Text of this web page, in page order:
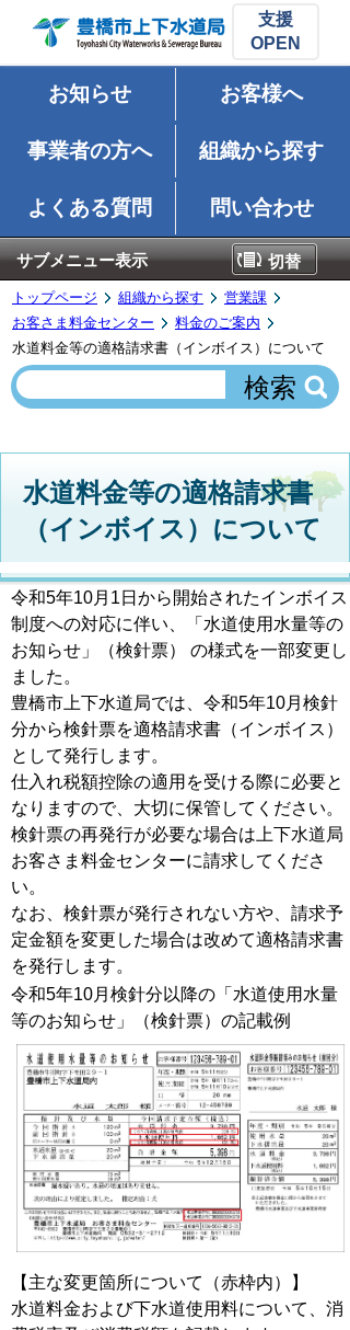
支援
お知らせ お客様へ
事業者の方へ 組織から探す
よくある質問 問い合わせ
サブメニュー表示 切替
トップページ 組織から探す
営業課
お客さま料金センター
料金のご案内
水道料金等の適格請求書（インボイス）について
水道料金等の適格請求書
（インボイス）について
令和5年10月1日から開始されたインボイス
制度への対応に伴い、「水道使用水量等の
お知らせ」（検針票） の様式を一部変更し
ました。
豊橋市上下水道局では、令和5年10月検針
分から検針票を適格請求書（インボイス）
として発行します。
仕入れ税額控除の適用を受ける際に必要と
なりますので、大切に保管してください。
検針票の再発行が必要な場合は上下水道局
お客さま料金センターに請求してくださ
い。
なお、検針票が発行されない方や、請求予
定金額を変更した場合は改めて適格請求書
を発行します。
令和5年10月検針分以降の「水道使用水量
等のお知らせ」（検針票）の記載例
【主な変更箇所について（赤枠内）】
水道料金および下水道使用料について、消